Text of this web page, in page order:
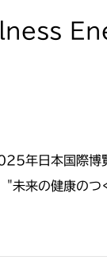
年日本国際博
"未来の健康の